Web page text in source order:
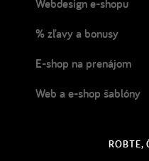
Webdesign e-shopu
% zľavy a bonusy
E-shop na prenájom
Web a e-shop šablóny
ROBTE,